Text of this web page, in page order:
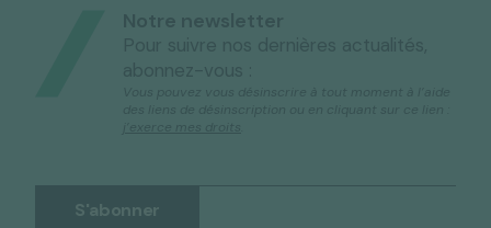
Notre newsletter
Pour suivre nos dernières actualités,
abonnez-vous :
Vous pouvez vous désinscrire à tout moment à l’aide
des liens de désinscription ou en cliquant sur ce lien :
j’exerce mes droits